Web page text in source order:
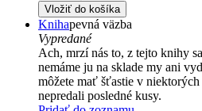
Vložiť do košíka
Knihapevná väzba
Vypredané
Ach, mrzí nás to, z tejto knihy
nemáme ju na sklade my ani
môžete mať šťastie v
nepredali posledné kusy.